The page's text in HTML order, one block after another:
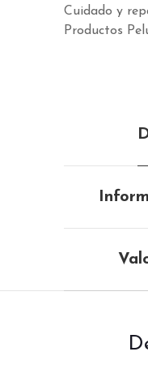
Cuidado y
Productos